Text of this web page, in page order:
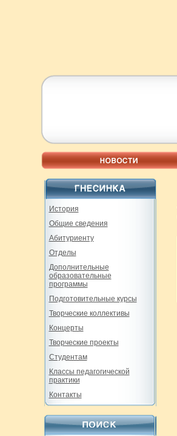
История
Общие сведения
Абитуриенту
Отделы
Дополнительные
образовательные
программы
Подготовительные курсы
Творческие коллективы
Концерты
Творческие проекты
Студентам
Классы педагогической
практики
Контакты